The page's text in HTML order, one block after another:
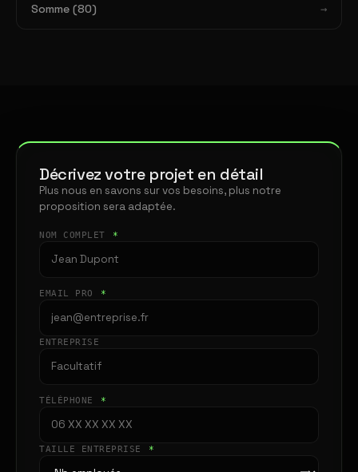
Somme (80)
Décrivez votre projet en détail
Plus nous en savons sur vos besoins, plus notre
proposition sera adaptée.
NOM COMPLET *
EMAIL PRO *
ENTREPRISE
TÉLÉPHONE *
TAILLE ENTREPRISE *